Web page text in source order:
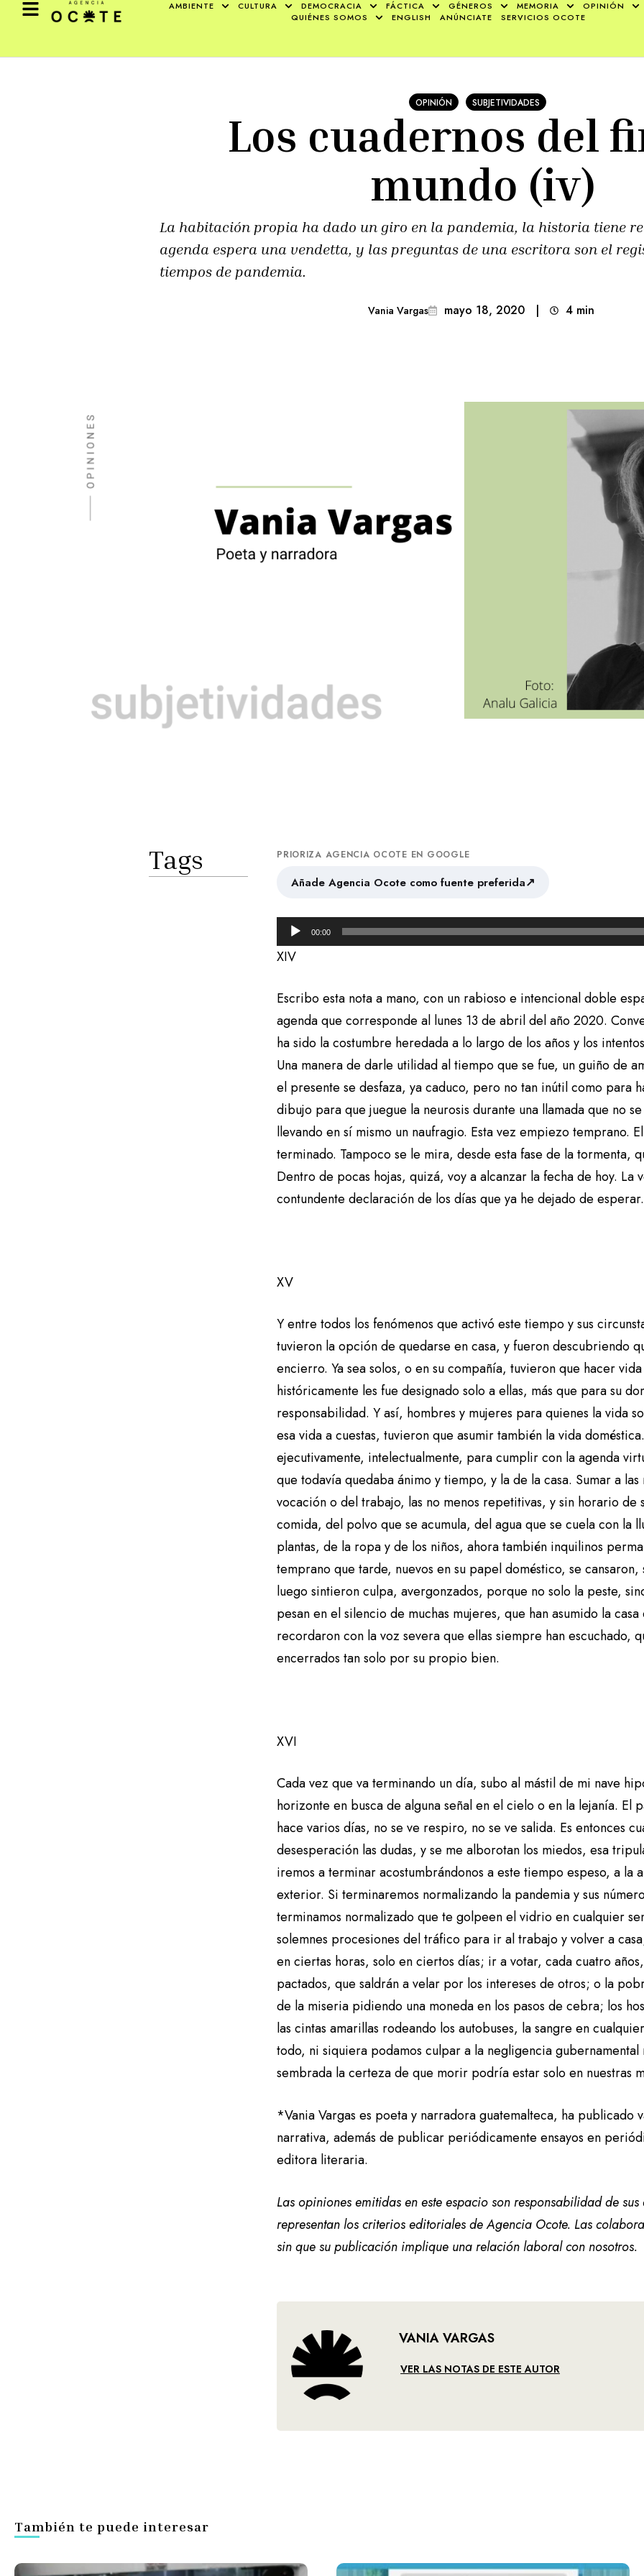
AMBIENTE CULTURA DEMOCRACIA FÁCTICA GÉNEROS MEMORIA OPINIÓN
QUIÉNES SOMOS
ENGLISH ANÚNCIATE SERVICIOS OCOTE
OPINIÓN SUBJETIVIDADES
Los cuadernos del
mundo (iv)
La habitación propia ha dado un giro en la pandemia, la historia tiene
agenda espera una vendetta, y las preguntas de una escritora son el
tiempos de pandemia.
Vania Vargas mayo 18, 2020 | 4 min
Tags PRIORIZA AGENCIA OCOTE EN GOOGLE
Añade Agencia Ocote como fuente preferida↗
e
r
o
d
u
c
t
o
r
d
e
i
00:00
XIV
Escribo esta nota a mano, con un rabioso e intencional doble
agenda que corresponde al lunes 13 de abril del año 2020.
ha sido la costumbre heredada a lo largo de los años y los
Una manera de darle utilidad al tiempo que se fue, un guiño de
el presente se desfaza, ya caduco, pero no tan inútil como para
dibujo para que juegue la neurosis durante una llamada que no
llevando en sí mismo un naufragio. Esta vez empiezo temprano.
terminado. Tampoco se le mira, desde esta fase de la tormenta,
Dentro de pocas hojas, quizá, voy a alcanzar la fecha de hoy. La
contundente declaración de los días que ya he dejado de esperar.
XV
Y entre todos los fenómenos que activó este tiempo y sus
tuvieron la opción de quedarse en casa, y fueron descubriendo
encierro. Ya sea solos, o en su compañía, tuvieron que hacer
históricamente les fue designado solo a ellas, más que para su
responsabilidad. Y así, hombres y mujeres para quienes la vida
esa vida a cuestas, tuvieron que asumir también la vida
ejecutivamente, intelectualmente, para cumplir con la agenda
que todavía quedaba ánimo y tiempo, y la de la casa. Sumar a
vocación o del trabajo, las no menos repetitivas, y sin horario de
comida, del polvo que se acumula, del agua que se cuela con la
plantas, de la ropa y de los niños, ahora también inquilinos
temprano que tarde, nuevos en su papel doméstico, se
luego sintieron culpa, avergonzados, porque no solo la peste,
pesan en el silencio de muchas mujeres, que han asumido la
recordaron con la voz severa que ellas siempre han escuchado,
encerrados tan solo por su propio bien.
XVI
Cada vez que va terminando un día, subo al mástil de mi nave
horizonte en busca de alguna señal en el cielo o en la lejanía. El
hace varios días, no se ve respiro, no se ve salida. Es entonces
desesperación las dudas, y se me alborotan los miedos, esa
iremos a terminar acostumbrándonos a este tiempo espeso, a la
exterior. Si terminaremos normalizando la pandemia y sus
terminamos normalizado que te golpeen el vidrio en cualquier
solemnes procesiones del tráfico para ir al trabajo y volver a
en ciertas horas, solo en ciertos días; ir a votar, cada cuatro
pactados, que saldrán a velar por los intereses de otros; o la
de la miseria pidiendo una moneda en los pasos de cebra; los
las cintas amarillas rodeando los autobuses, la sangre en
todo, ni siquiera podamos culpar a la negligencia gubernamental
sembrada la certeza de que morir podría estar solo en nuestras
*Vania Vargas es poeta y narradora guatemalteca, ha publicado
narrativa, además de publicar periódicamente ensayos en
editora literaria.
Las opiniones emitidas en este espacio son responsabilidad de
representan los criterios editoriales de Agencia Ocote. Las
sin que su publicación implique una relación laboral con nosotros.
VANIA VARGAS
VER LAS NOTAS DE ESTE AUTOR
También te puede interesar